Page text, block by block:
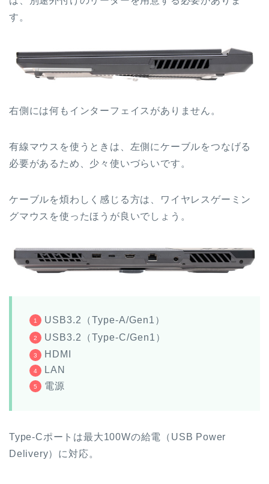
す。
右側には何もインターフェイスがありません。
有線マウスを使うときは、左側にケーブルをつなげる
必要があるため、少々使いづらいです。
ケーブルを煩わしく感じる方は、ワイヤレスゲーミン
グマウスを使ったほうが良いでしょう。
USB3.2（Type-A/Gen1）
USB3.2（Type-C/Gen1）
HDMI
LAN
電源
Type-Cポートは最大100Wの給電（USB Power
Delivery）に対応。